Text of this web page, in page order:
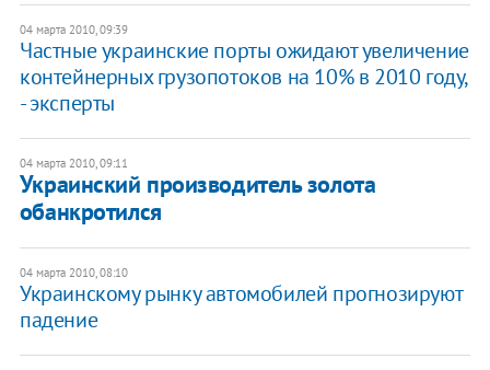
04 марта 2010, 09:39
Частные украинские порты ожидают увеличение
контейнерных грузопотоков на 10% в 2010 году,
- эксперты
04 марта 2010, 09:11
Украинский производитель золота
обанкротился
04 марта 2010, 08:10
Украинскому рынку автомобилей прогнозируют
падение